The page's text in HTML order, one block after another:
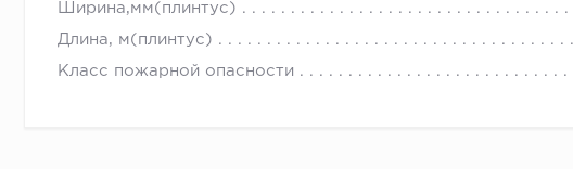
Ширина,мм(плинтус)
Длина, м(плинтус)
Класс пожарной опасности